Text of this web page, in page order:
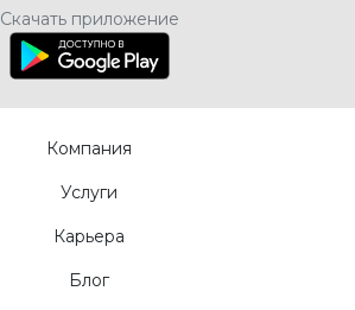
Скачать приложение
Компания
Услуги
Карьера
Блог